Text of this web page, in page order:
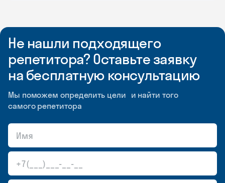
Не нашли подходящего
репетитора? Оставьте заявку
на бесплатную консультацию
Мы поможем определить цели и найти того
самого репетитора